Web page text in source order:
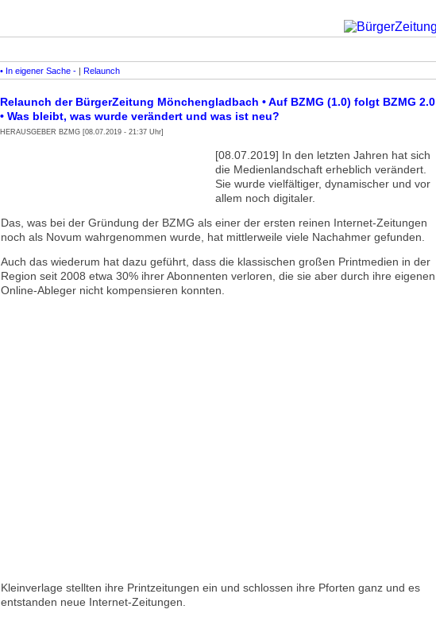
• In eigener Sache - | Relaunch
Relaunch der BürgerZeitung Mönchengladbach • Auf BZMG (1.0) folgt BZMG 2.0
• Was bleibt, was wurde verändert und was ist neu?
HERAUSGEBER BZMG [08.07.2019 - 21:37 Uhr]
[08.07.2019] In den letzten Jahren hat sich
die Medienlandschaft erheblich verändert.
Sie wurde vielfältiger, dynamischer und vor
allem noch digitaler.
Das, was bei der Gründung der BZMG als einer der ersten reinen Internet-Zeitungen
noch als Novum wahrge­nommen wurde, hat mittlerweile viele Nachahmer gefunden.
Auch das wiederum hat dazu geführt, dass die klassischen großen Printmedien in der
Region seit 2008 etwa 30% ihrer Abonnenten verloren, die sie aber durch ihre eigenen
Online-Ableger nicht kompensieren konnten.
Kleinverlage stellten ihre Printzeitungen ein und schlossen ihre Pforten ganz und es
entstanden neue Internet-Zeitungen.